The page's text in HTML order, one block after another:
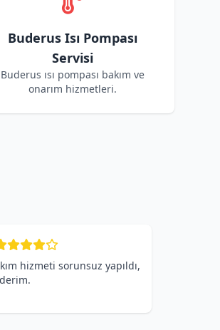
Buderus Isı Pompası
Servisi
Buderus ısı pompası bakım ve
onarım hizmetleri.
hizmeti sorunsuz yapıldı,